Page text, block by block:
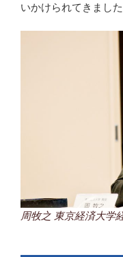
いかけられてきました
周牧之 東京経済大学